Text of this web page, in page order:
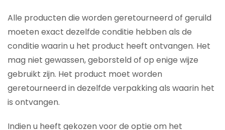
Alle producten die worden geretourneerd of geruild
moeten exact dezelfde conditie hebben als de
conditie waarin u het product heeft ontvangen. Het
mag niet gewassen, geborsteld of op enige wijze
gebruikt zijn. Het product moet worden
geretourneerd in dezelfde verpakking als waarin het
is ontvangen.
Indien u heeft gekozen voor de optie om het